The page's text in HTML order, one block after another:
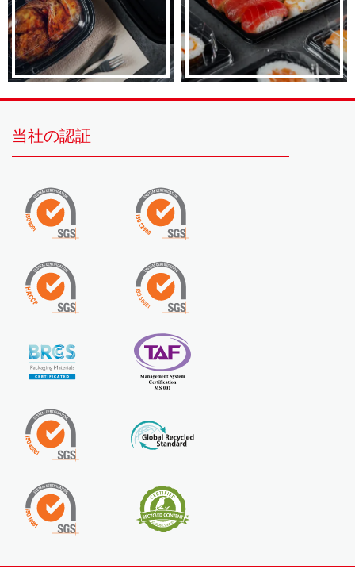
当社の認証